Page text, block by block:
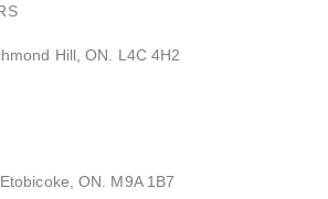
Hill, ON. L4C 4H2
ON. M9A 1B7